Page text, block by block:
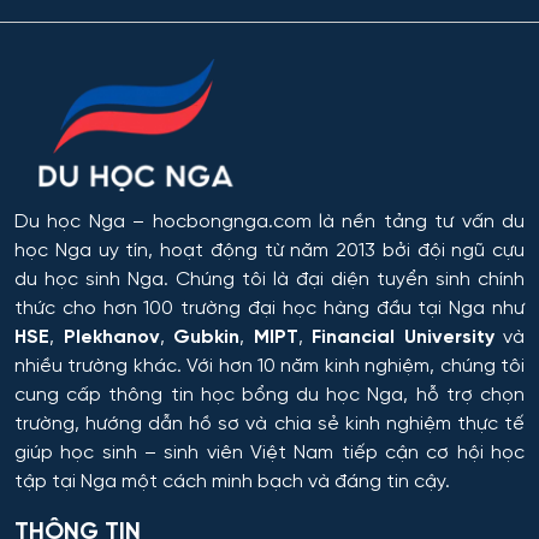
Rostov
Orel
Tomsk
Krasnoyarsk
Yakutsk
Samara
Tula
Các quy trình tiết kiệm năng lượng và tài nguyên
trong công nghệ hóa học, hóa dầu và công nghệ sinh
Công chứng và hoạt động công chứng
Công nghiệp sinh thái và công nghệ sinh học
Công nghệ chế biến và khai thác gỗ
Công nghệ Hóa học
Công nghệ in ấn và đóng gói sản xuất
Công nghệ laser
Du học Nga – hocbongnga.com là nền tảng tư vấn du
học Nga uy tín, hoạt động từ năm 2013 bởi đội ngũ cựu
du học sinh Nga. Chúng tôi là đại diện tuyển sinh chính
thức cho hơn 100 trường đại học hàng đầu tại Nga như
HSE, Plekhanov, Gubkin, MIPT, Financial Universityvà
nhiều trường khác. Với hơn 10 năm kinh nghiệm, chúng tôi
cung cấp thông tin học bổng du học Nga, hỗ trợ chọn
trường, hướng dẫn hồ sơ và chia sẻ kinh nghiệm thực tế
giúp học sinh – sinh viên Việt Nam tiếp cận cơ hội học
tập tại Nga một cách minh bạch và đáng tin cậy.
THÔNG TIN